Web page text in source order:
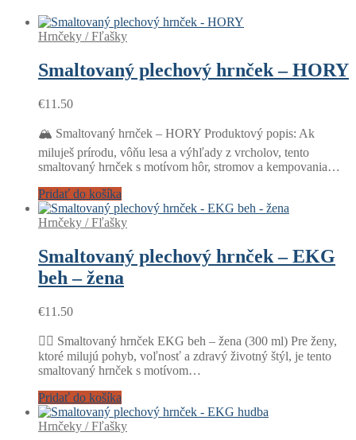
Hrnčeky / Fľašky
Smaltovaný plechový hrnček – HORY
€11.50
🏔️ Smaltovaný hrnček – HORY Produktový popis: Ak
miluješ prírodu, vôňu lesa a výhľady z vrcholov, tento
smaltovaný hrnček s motívom hôr, stromov a kempovania…
Pridať do košíka
Hrnčeky / Fľašky
Smaltovaný plechový hrnček – EKG
beh – žena
€11.50
🏃‍♀️ Smaltovaný hrnček EKG beh – žena (300 ml) Pre ženy,
ktoré milujú pohyb, voľnosť a zdravý životný štýl, je tento
smaltovaný hrnček s motívom…
Pridať do košíka
Hrnčeky / Fľašky